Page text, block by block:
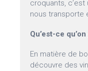
croquants, c’est
nous transporte
Qu’est-ce
En matière de
découvre des